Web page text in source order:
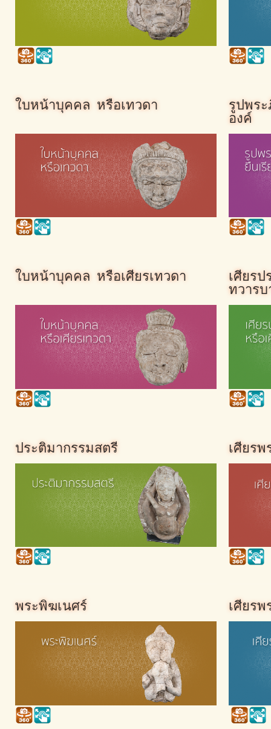
ใบหน้าบุคคล หรือเทวดา
ใบหน้าบุคคล หรือเศียรเทวดา
ประติมากรรมสตรี
พระพิฆเนศร์
รูปพร
องค์
เศียรป
ทวารบ
เศียรพ
เศียรพ